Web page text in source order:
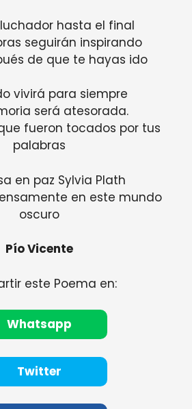
hasta el final
seguirán inspirando
de que te hayas ido
vivirá para siempre
será atesorada.
fueron tocados por tus
palabras
en paz Sylvia Plath
en este mundo
oscuro
Pío Vicente
este Poema en:
Whatsapp
Twitter